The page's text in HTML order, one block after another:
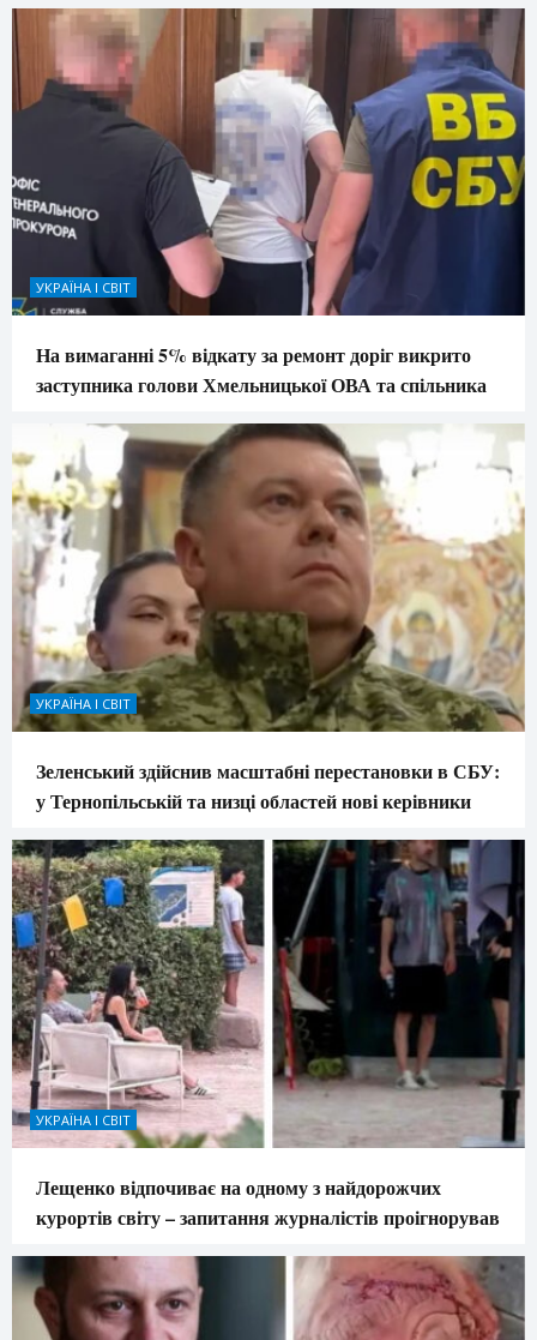
УКРАЇНА І СВІТ
На вимаганні 5% відкату за ремонт доріг викрито
заступника голови Хмельницької ОВА та спільника
УКРАЇНА І СВІТ
Зеленський здійснив масштабні перестановки в СБУ:
у Тернопільській та низці областей нові керівники
УКРАЇНА І СВІТ
Лещенко відпочиває на одному з найдорожчих
курортів світу – запитання журналістів проігнорував